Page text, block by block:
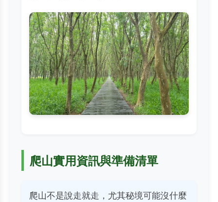
爬山實用資訊與準備清單
爬山不是說走就走，尤其秘境可能沒什麼